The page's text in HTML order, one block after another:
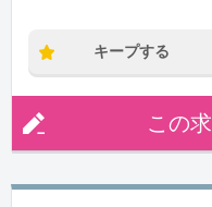
キープする
この